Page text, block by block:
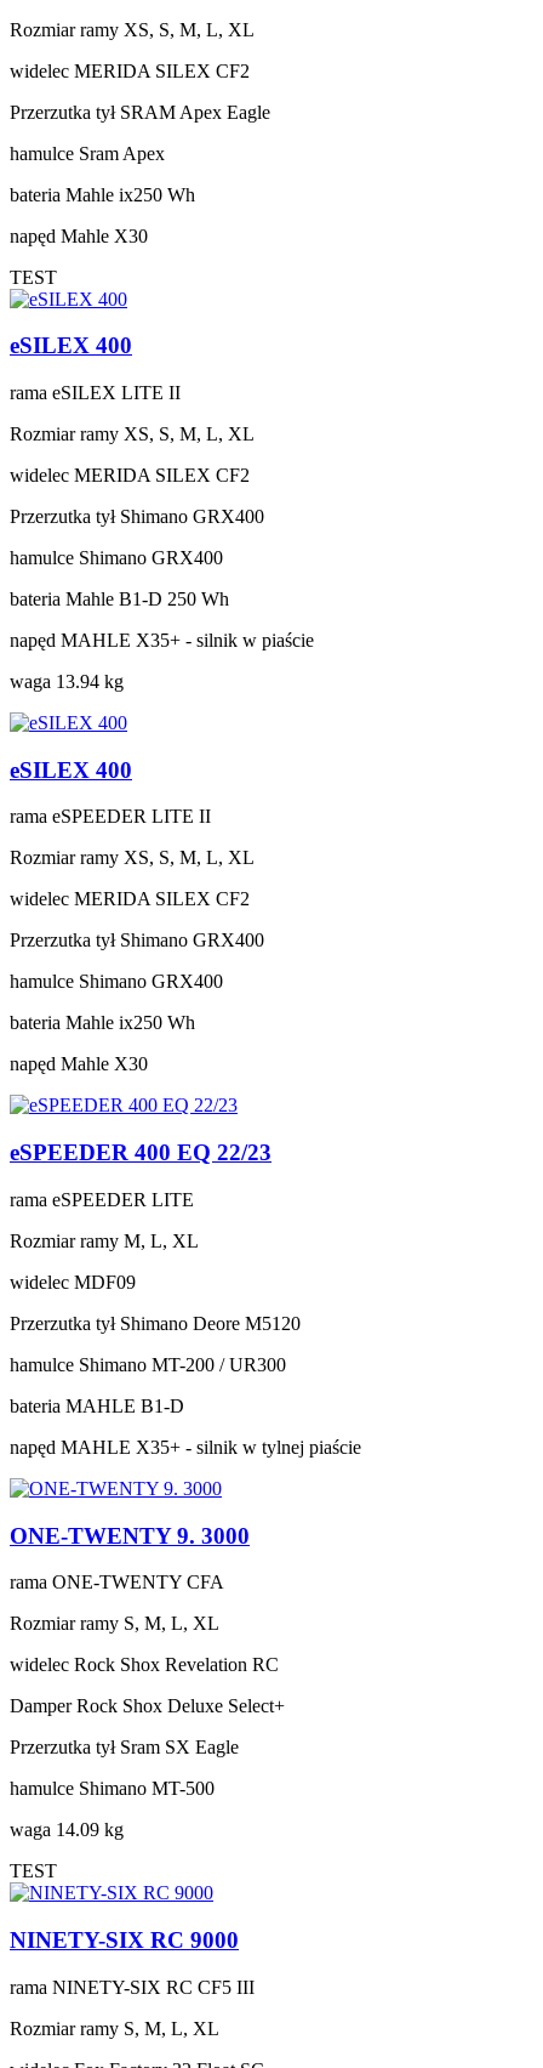
Rozmiar ramy XS, S, M, L, XL
widelec MERIDA SILEX CF2
Przerzutka tył SRAM Apex Eagle
hamulce Sram Apex
bateria Mahle ix250 Wh
napęd Mahle X30
TEST
eSILEX 400
rama eSILEX LITE II
Rozmiar ramy XS, S, M, L, XL
widelec MERIDA SILEX CF2
Przerzutka tył Shimano GRX400
hamulce Shimano GRX400
bateria Mahle B1-D 250 Wh
napęd MAHLE X35+ - silnik w piaście
waga 13.94 kg
eSILEX 400
rama eSPEEDER LITE II
Rozmiar ramy XS, S, M, L, XL
widelec MERIDA SILEX CF2
Przerzutka tył Shimano GRX400
hamulce Shimano GRX400
bateria Mahle ix250 Wh
napęd Mahle X30
eSPEEDER 400 EQ 22/23
rama eSPEEDER LITE
Rozmiar ramy M, L, XL
widelec MDF09
Przerzutka tył Shimano Deore M5120
hamulce Shimano MT-200 / UR300
bateria MAHLE B1-D
napęd MAHLE X35+ - silnik w tylnej piaście
ONE-TWENTY 9. 3000
rama ONE-TWENTY CFA
Rozmiar ramy S, M, L, XL
widelec Rock Shox Revelation RC
Damper Rock Shox Deluxe Select+
Przerzutka tył Sram SX Eagle
hamulce Shimano MT-500
waga 14.09 kg
TEST
NINETY-SIX RC 9000
rama NINETY-SIX RC CF5 III
Rozmiar ramy S, M, L, XL